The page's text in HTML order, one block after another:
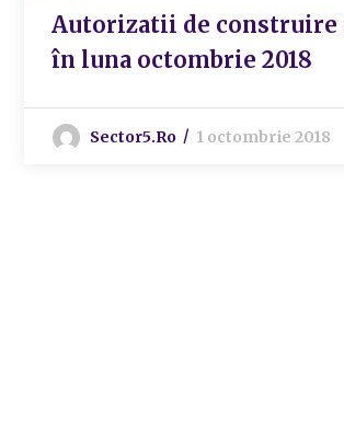
Autorizatii de construire
în luna octombrie 2018
Sector5.ro 1 octombrie 2018